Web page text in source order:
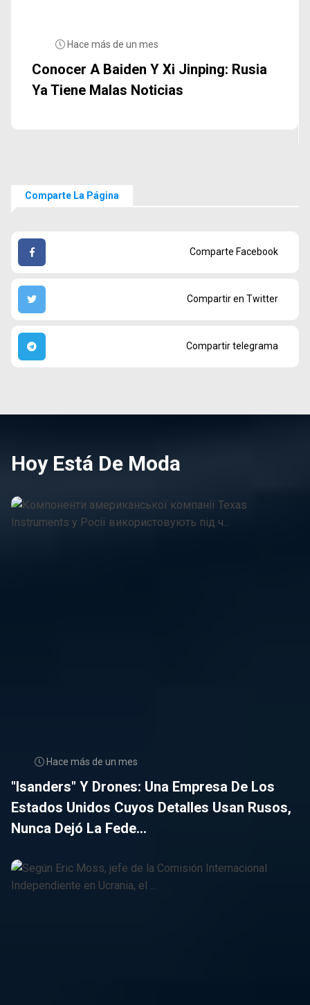
Hace más de un mes
Conocer A Baiden Y Xi Jinping: Rusia
Ya Tiene Malas Noticias
Comparte La Página
Comparte Facebook
Compartir en Twitter
Compartir telegrama
Hoy Está De Moda
Hace más de un mes
"Isanders" Y Drones: Una Empresa De Los
Estados Unidos Cuyos Detalles Usan Rusos,
Nunca Dejó La Fede...